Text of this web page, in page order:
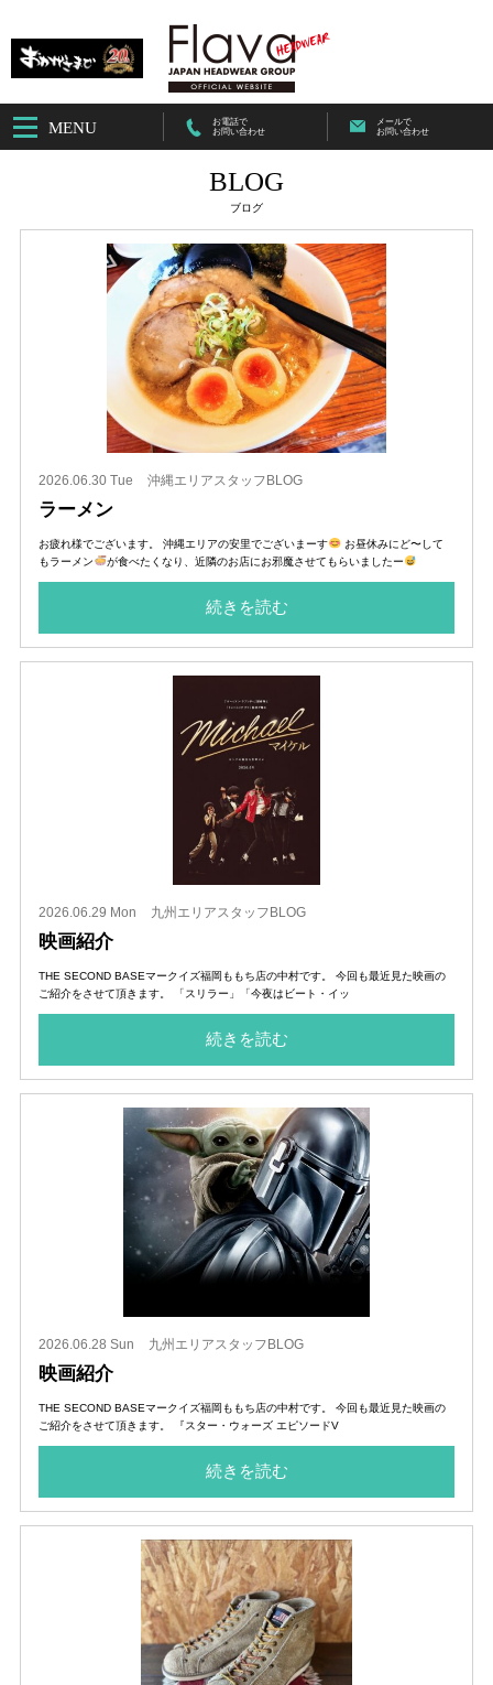
MENU
お電話で
お問い合わせ
メールで
お問い合わせ
BLOG
ブログ
2026.06.30 Tue 沖縄エリアスタッフBLOG
ラーメン
お疲れ様でございます。 沖縄エリアの安里でございまーす
お昼休みにど〜して
もラーメン
が食べたくなり、近隣のお店にお邪魔させてもらいましたー
続きを読む
2026.06.29 Mon 九州エリアスタッフBLOG
映画紹介
THE SECOND BASEマークイズ福岡ももち店の中村です。 今回も最近見た映画の
ご紹介をさせて頂きます。 「スリラー」「今夜はビート・イッ
続きを読む
2026.06.28 Sun 九州エリアスタッフBLOG
映画紹介
THE SECOND BASEマークイズ福岡ももち店の中村です。 今回も最近見た映画の
ご紹介をさせて頂きます。 『スター・ウォーズ エピソードV
続きを読む